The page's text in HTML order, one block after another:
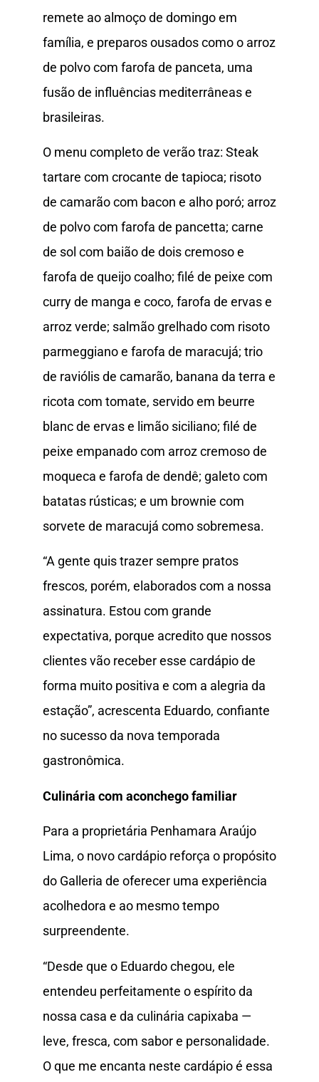
remete ao almoço de domingo em
família, e preparos ousados como o arroz
de polvo com farofa de panceta, uma
fusão de influências mediterrâneas e
brasileiras.
O menu completo de verão traz: Steak
tartare com crocante de tapioca; risoto
de camarão com bacon e alho poró; arroz
de polvo com farofa de pancetta; carne
de sol com baião de dois cremoso e
farofa de queijo coalho; filé de peixe com
curry de manga e coco, farofa de ervas e
arroz verde; salmão grelhado com risoto
parmeggiano e farofa de maracujá; trio
de raviólis de camarão, banana da terra e
ricota com tomate, servido em beurre
blanc de ervas e limão siciliano; filé de
peixe empanado com arroz cremoso de
moqueca e farofa de dendê; galeto com
batatas rústicas; e um brownie com
sorvete de maracujá como sobremesa.
“A gente quis trazer sempre pratos
frescos, porém, elaborados com a nossa
assinatura. Estou com grande
expectativa, porque acredito que nossos
clientes vão receber esse cardápio de
forma muito positiva e com a alegria da
estação”, acrescenta Eduardo, confiante
no sucesso da nova temporada
gastronômica.
Culinária com aconchego familiar
Para a proprietária Penhamara Araújo
Lima, o novo cardápio reforça o propósito
do Galleria de oferecer uma experiência
acolhedora e ao mesmo tempo
surpreendente.
“Desde que o Eduardo chegou, ele
entendeu perfeitamente o espírito da
nossa casa e da culinária capixaba —
leve, fresca, com sabor e personalidade.
O que me encanta neste cardápio é essa